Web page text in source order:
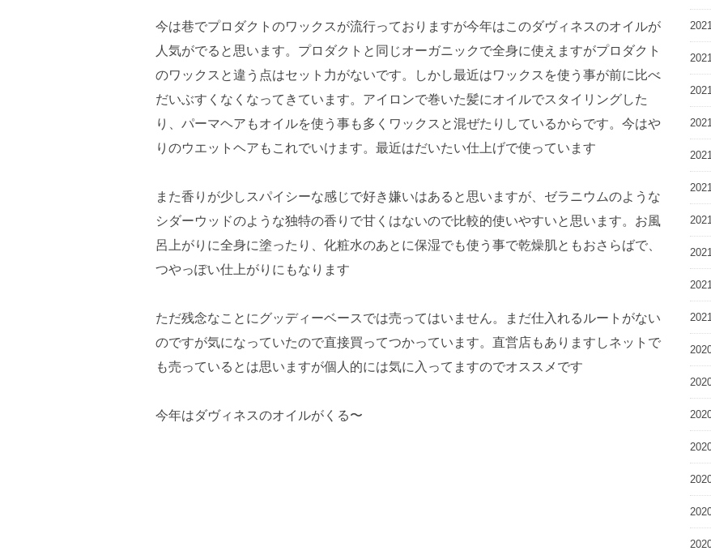
今は巷でプロダクトのワックスが流行っておりますが今年はこのダヴィネスのオイルが
人気がでると思います。プロダクトと同じオーガニックで全身に使えますがプロダクト
のワックスと違う点はセット力がないです。しかし最近はワックスを使う事が前に比べ
だいぶすくなくなってきています。アイロンで巻いた髪にオイルでスタイリングした
り、パーマヘアもオイルを使う事も多くワックスと混ぜたりしているからです。今はや
りのウエットヘアもこれでいけます。最近はだいたい仕上げで使っています
また香りが少しスパイシーな感じで好き嫌いはあると思いますが、ゼラニウムのような
シダーウッドのような独特の香りで甘くはないので比較的使いやすいと思います。お風
呂上がりに全身に塗ったり、化粧水のあとに保湿でも使う事で乾燥肌ともおさらばで、
つやっぽい仕上がりにもなります
ただ残念なことにグッディーベースでは売ってはいません。まだ仕入れるルートがない
のですが気になっていたので直接買ってつかっています。直営店もありますしネットで
も売っているとは思いますが個人的には気に入ってますのでオススメです
今年はダヴィネスのオイルがくる〜